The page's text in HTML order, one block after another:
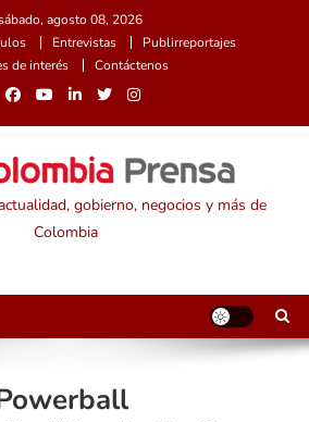
agosto 08, 2026
Entrevistas
Publirreportajes
de interés
Contáctenos
gobierno, negocios y más de
Colombia